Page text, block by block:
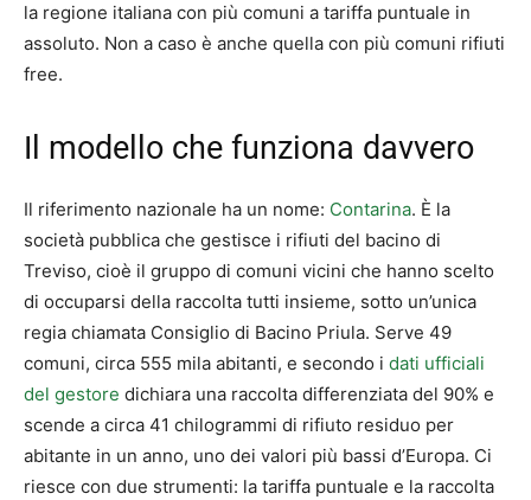
la regione italiana con più comuni a tariffa puntuale in
assoluto. Non a caso è anche quella con più comuni rifiuti
free.
Il modello che funziona davvero
Il riferimento nazionale ha un nome: Contarina. È la
società pubblica che gestisce i rifiuti del bacino di
Treviso, cioè il gruppo di comuni vicini che hanno scelto
di occuparsi della raccolta tutti insieme, sotto un’unica
regia chiamata Consiglio di Bacino Priula. Serve 49
comuni, circa 555 mila abitanti, e secondo i dati ufficiali
del gestore dichiara una raccolta differenziata del 90% e
scende a circa 41 chilogrammi di rifiuto residuo per
abitante in un anno, uno dei valori più bassi d’Europa. Ci
riesce con due strumenti: la tariffa puntuale e la raccolta